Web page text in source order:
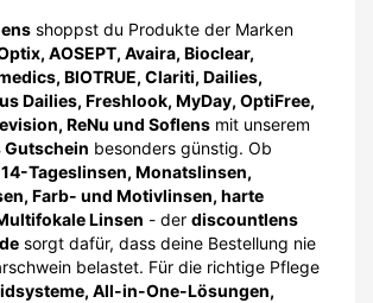
shoppst du Produkte der Marken
AOSEPT, Avaira, Bioclear,
BIOTRUE, Clariti, Dailies,
Dailies, Freshlook, MyDay, OptiFree,
ReNu und Soflens mit unserem
besonders günstig. Ob
Tageslinsen, Monatslinsen,
Farb- und Motivlinsen, harte
Linsen - der discountlens
sorgt dafür, dass deine Bestellung nie
belastet. Für die richtige Pflege
All-in-One-Lösungen,